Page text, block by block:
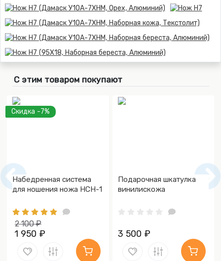
С этим товаром покупают
Скидка -7%
Набедренная система
для ношения ножа НСН-1
2 100 ₽
1 950 ₽
Подарочная шкатулка
винилискожа
3 500 ₽